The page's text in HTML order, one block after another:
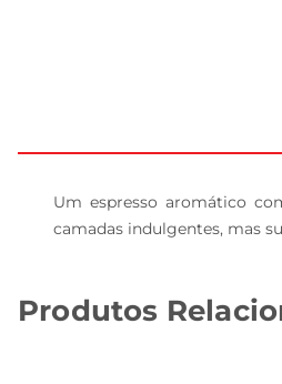
Um espresso aromático
camadas indulgentes, mas
Produtos